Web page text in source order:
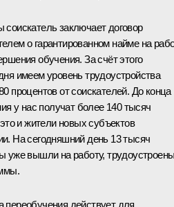
заключает договор
о гарантированном найме на
обучения. За счёт этого
имеем уровень трудоустройства
процентов от соискателей. До конца
у нас получат более 140 тысяч
и жители новых субъектов
На сегодняшний день 13 тысяч
уже вышли на работу,
действует для